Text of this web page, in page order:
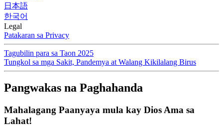
日本語
한국어
Legal
Patakaran sa Privacy
Tagubilin para sa Taon 2025
Tungkol sa mga Sakit, Pandemya at Walang Kikilalang Birus
Pangwakas na Paghahanda
Mahalagang Paanyaya mula kay Dios Ama sa
Lahat!